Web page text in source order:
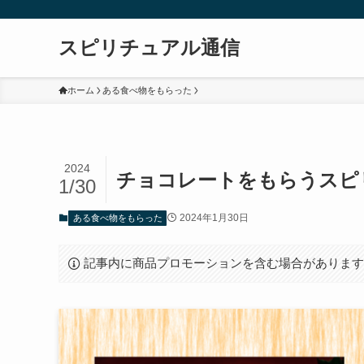
スピリチュアル通信
ホーム ある食べ物をもらった
チョコレートをもらうス
2024
1/30
ある食べ物をもらった 2024年1月30日
記事内に商品プロモーションを含む場合がありま